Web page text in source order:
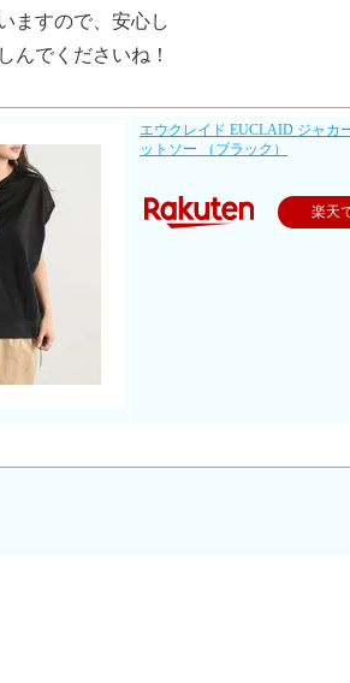
ますので、安心し
んでくださいね！
エウクレイド EUCLAID ジャカ
ットソー （ブラック）
楽天